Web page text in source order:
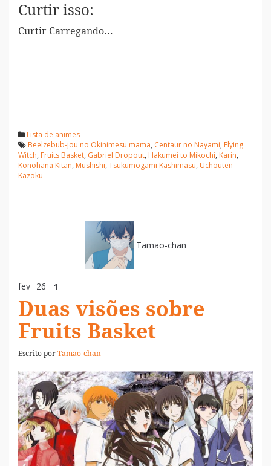
Curtir isso:
Curtir Carregando...
Lista de animes
Beelzebub-jou no Okinimesu mama, Centaur no Nayami, Flying
Witch, Fruits Basket, Gabriel Dropout, Hakumei to Mikochi, Karin,
Konohana Kitan, Mushishi, Tsukumogami Kashimasu, Uchouten
Kazoku
Tamao-chan
fev 26 1
Duas visões sobre
Fruits Basket
Escrito porTamao-chan